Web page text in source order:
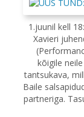
1.juunil kell
Xavieri
kõigile
tantsukava,
Baile
partneriga.